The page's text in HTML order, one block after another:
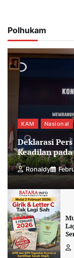
Polhukam
KAM Nasional
Deklarasi
Keadilan
Ronaldy